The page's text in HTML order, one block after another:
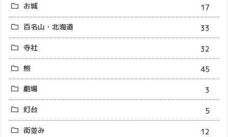
お城
17
百名山・北海道
33
寺社
32
熊
45
劇場
3
灯台
5
街並み
12